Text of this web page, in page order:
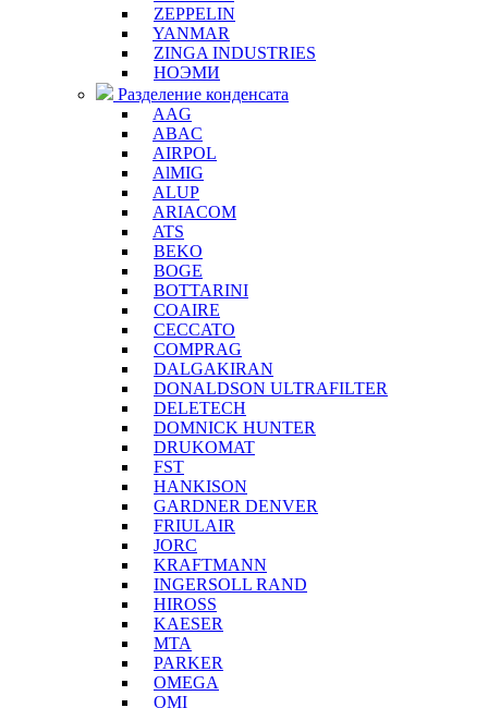
ZEPPELIN
YANMAR
ZINGA INDUSTRIES
НОЭМИ
Разделение конденсата
AAG
ABAC
AIRPOL
AlMIG
ALUP
ARIACOM
ATS
BEKO
BOGE
BOTTARINI
COAIRE
CECCATO
COMPRAG
DALGAKIRAN
DONALDSON ULTRAFILTER
DELETECH
DOMNICK HUNTER
DRUKOMAT
FST
HANKISON
GARDNER DENVER
FRIULAIR
JORC
KRAFTMANN
INGERSOLL RAND
HIROSS
KAESER
MTA
PARKER
OMEGA
OMI